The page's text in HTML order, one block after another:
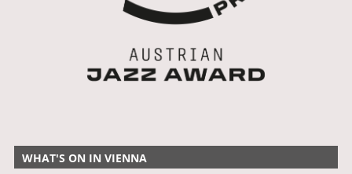
WHAT'S ON IN VIENNA